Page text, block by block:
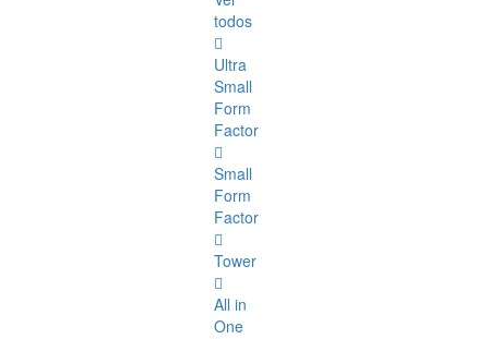
todos
Ultra
Small
Form
Factor
Small
Form
Factor
Tower
All in
One